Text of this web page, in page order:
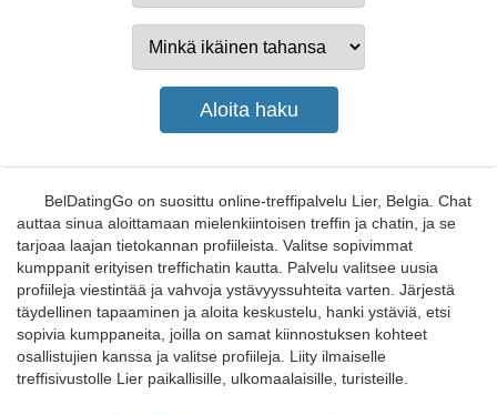
BelDatingGo on suosittu online-treffipalvelu Lier, Belgia. Chat
auttaa sinua aloittamaan mielenkiintoisen treffin ja chatin, ja se
tarjoaa laajan tietokannan profiileista. Valitse sopivimmat
kumppanit erityisen treffichatin kautta. Palvelu valitsee uusia
profiileja viestintää ja vahvoja ystävyyssuhteita varten. Järjestä
täydellinen tapaaminen ja aloita keskustelu, hanki ystäviä, etsi
sopivia kumppaneita, joilla on samat kiinnostuksen kohteet
osallistujien kanssa ja valitse profiileja. Liity ilmaiselle
treffisivustolle Lier paikallisille, ulkomaalaisille, turisteille.